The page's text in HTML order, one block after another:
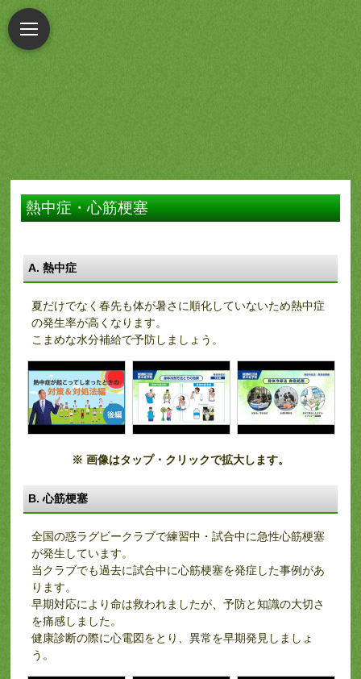
熱中症・心筋梗塞
A. 熱中症
夏だけでなく春先も体が暑さに順化していないため熱中症
の発生率が高くなります。
こまめな水分補給で予防しましょう。
※ 画像はタップ・クリックで拡大します。
B. 心筋梗塞
全国の惑ラグビークラブで練習中・試合中に急性心筋梗塞
が発生しています。
当クラブでも過去に試合中に心筋梗塞を発症した事例があ
ります。
早期対応により命は救われましたが、予防と知識の大切さ
を痛感しました。
健康診断の際に心電図をとり、異常を早期発見しましょ
う。